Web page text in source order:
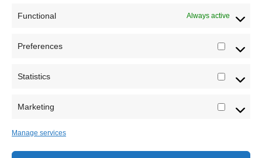
Functional Always active
Preferences
Statistics
Marketing
Manage services
srede u 12h saznajte najnovije vesti iz sveta